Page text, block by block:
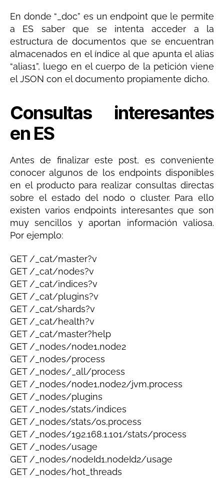
En donde “_doc” es un endpoint que le permite
a ES saber que se intenta acceder a la
estructura de documentos que se encuentran
almacenados en el índice al que apunta el alias
“alias1”, luego en el cuerpo de la petición viene
el JSON con el documento propiamente dicho.
Consultas interesantes
en ES
Antes de finalizar este post, es conveniente
conocer algunos de los endpoints disponibles
en el producto para realizar consultas directas
sobre el estado del nodo o cluster. Para ello
existen varios endpoints interesantes que son
muy sencillos y aportan información valiosa.
Por ejemplo:
GET /_cat/master?v
GET /_cat/nodes?v
GET /_cat/indices?v
GET /_cat/plugins?v
GET /_cat/shards?v
GET /_cat/health?v
GET /_cat/master?help
GET /_nodes/node1,node2
GET /_nodes/process
GET /_nodes/_all/process
GET /_nodes/node1,node2/jvm,process
GET /_nodes/plugins
GET /_nodes/stats/indices
GET /_nodes/stats/os,process
GET /_nodes/192.168.1.101/stats/process
GET /_nodes/usage
GET /_nodes/nodeId1,nodeId2/usage
GET /_nodes/hot_threads